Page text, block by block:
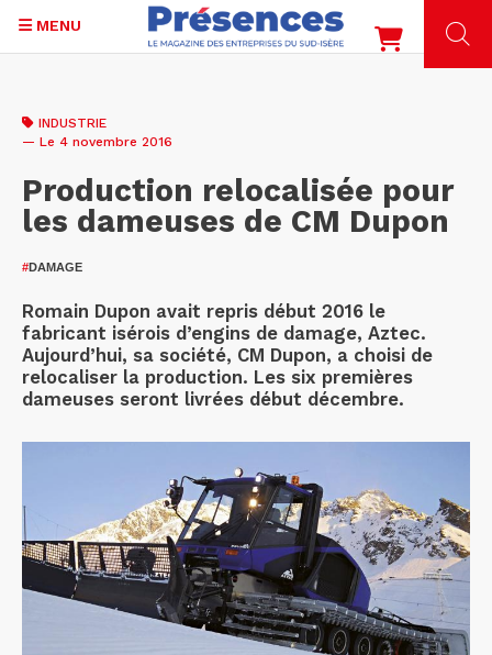
contenu
MENU
INDUSTRIE
— Le 4 novembre 2016
Production relocalisée pour
les dameuses de CM Dupon
#DAMAGE
Romain Dupon avait repris début 2016 le
fabricant isérois d’engins de damage, Aztec.
Aujourd’hui, sa société, CM Dupon, a choisi de
relocaliser la production. Les six premières
dameuses seront livrées début décembre.